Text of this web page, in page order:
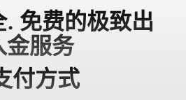
免费的极致出
服务
付方式